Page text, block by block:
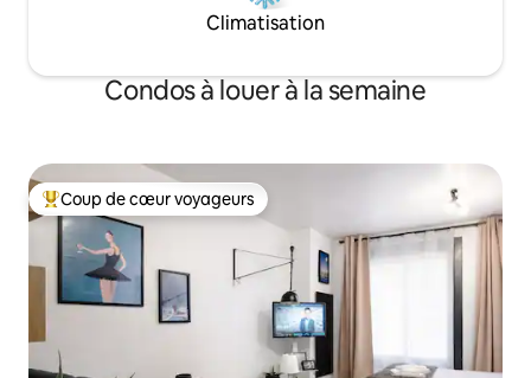
Climatisation
Condos à louer à la semaine
Coup de cœur voyageurs parmi les plus aimés
Coup de cœur voyageurs